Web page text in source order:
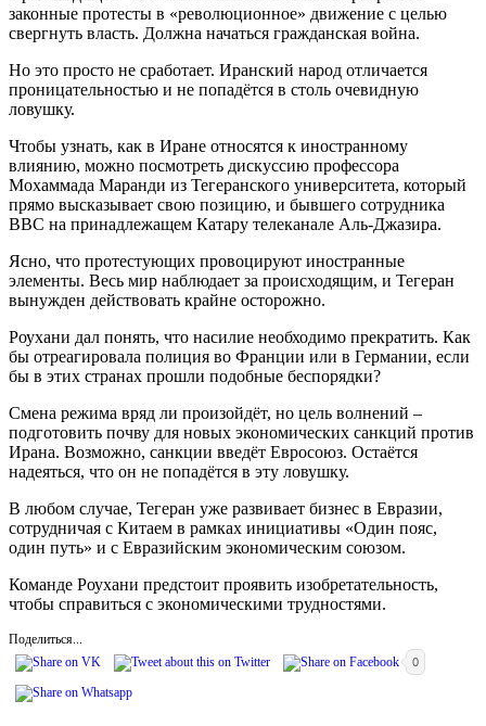
законные протесты в «революционное» движение с целью
свергнуть власть. Должна начаться гражданская война.
Но это просто не сработает. Иранский народ отличается
проницательностью и не попадётся в столь очевидную
ловушку.
Чтобы узнать, как в Иране относятся к иностранному
влиянию, можно посмотреть дискуссию профессора
Мохаммада Маранди из Тегеранского университета, который
прямо высказывает свою позицию, и бывшего сотрудника
BBC на принадлежащем Катару телеканале Аль-Джазира.
Ясно, что протестующих провоцируют иностранные
элементы. Весь мир наблюдает за происходящим, и Тегеран
вынужден действовать крайне осторожно.
Роухани дал понять, что насилие необходимо прекратить. Как
бы отреагировала полиция во Франции или в Германии, если
бы в этих странах прошли подобные беспорядки?
Смена режима вряд ли произойдёт, но цель волнений –
подготовить почву для новых экономических санкций против
Ирана. Возможно, санкции введёт Евросоюз. Остаётся
надеяться, что он не попадётся в эту ловушку.
В любом случае, Тегеран уже развивает бизнес в Евразии,
сотрудничая с Китаем в рамках инициативы «Один пояс,
один путь» и с Евразийским экономическим союзом.
Команде Роухани предстоит проявить изобретательность,
чтобы справиться с экономическими трудностями.
Поделиться...
0